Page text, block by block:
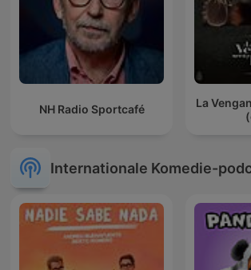
NH Radio Sportcafé
La
Internationale Komedie-